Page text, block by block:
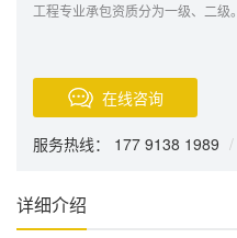
工程专业承包资质分为一级、二级。
在线咨询
服务热线： 177 9138 1989 /
详细介绍